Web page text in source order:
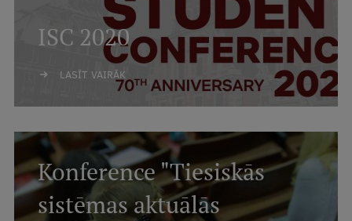
ISC 2020
LASĪT VAIRĀK
Konference "Tiesiskās
sistēmas aktuālās